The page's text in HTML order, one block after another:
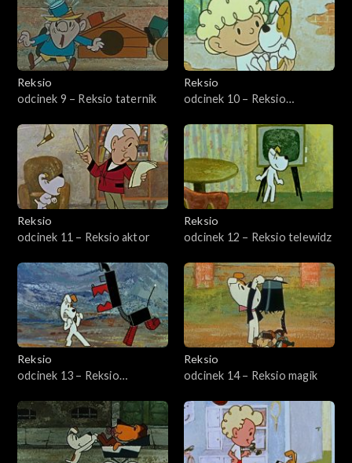
Reksio
odcinek 9 – Reksio taternik
Reksio
odcinek 10 – Reksio
Reksio
odcinek 11 – Reksio aktor
Reksio
odcinek 12 – Reksio telewidz
Reksio
odcinek 13 – Reksio
Reksio
odcinek 14 – Reksio magik